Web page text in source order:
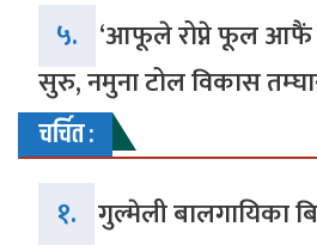
५. ‘आफूले रोप्ने फूल आफैं
सुरु, नमुना टोल विकास
चर्चित :
१. गुल्मेली बालगायिका